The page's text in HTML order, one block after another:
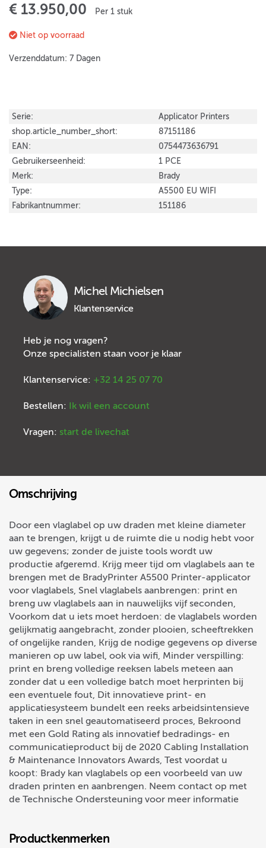
Serie:
Applicator Printers
shop.article_number_short:
87151186
EAN:
0754473636791
Gebruikerseenheid:
1 PCE
Merk:
Brady
Type:
A5500 EU WIFI
Fabrikantnummer:
151186
€ 13.950,00 Per 1 stuk
Niet op voorraad
Verzenddatum: 7 Dagen
Michel Michielsen
Klantenservice
Heb je nog vragen?
Onze specialisten staan voor je klaar
Klantenservice: +32 14 25 07 70
Bestellen: Ik wil een account
Vragen: start de livechat
Omschrijving
Door een vlaglabel op uw draden met kleine diameter
aan te brengen, krijgt u de ruimte die u nodig hebt voor
uw gegevens; zonder de juiste tools wordt uw
productie afgeremd. Krijg meer tijd om vlaglabels aan te
brengen met de BradyPrinter A5500 Printer-applicator
voor vlaglabels, Snel vlaglabels aanbrengen: print en
breng uw vlaglabels aan in nauwelijks vijf seconden,
Voorkom dat u iets moet herdoen: de vlaglabels worden
gelijkmatig aangebracht, zonder plooien, scheeftrekken
of ongelijke randen, Krijg de nodige gegevens op diverse
manieren op uw label, ook via wifi, Minder verspilling:
print en breng volledige reeksen labels meteen aan
zonder dat u een volledige batch moet herprinten bij
een eventuele fout, Dit innovatieve print- en
applicatiesysteem bundelt een reeks arbeidsintensieve
taken in een snel geautomatiseerd proces, Bekroond
met een Gold Rating als innovatief bedradings- en
communicatieproduct bij de 2020 Cabling Installation
& Maintenance Innovators Awards, Test voordat u
koopt: Brady kan vlaglabels op een voorbeeld van uw
draden printen en aanbrengen. Neem contact op met
de Technische Ondersteuning voor meer informatie
Productkenmerken